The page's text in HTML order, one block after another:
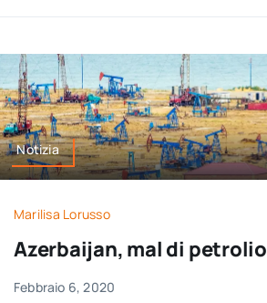
Notizia
Marilisa Lorusso
Azerbaijan, mal di petrolio
Febbraio 6, 2020